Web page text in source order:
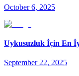
October 6, 2025
Uykusuzluk İçin En
September 22, 2025